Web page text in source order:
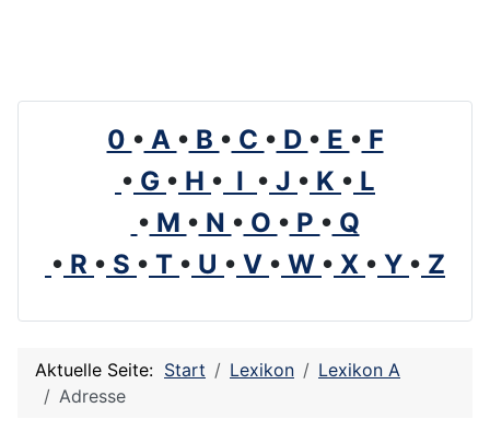
0 • A • B • C • D • E • F
• G • H • I • J • K • L
• M • N • O • P • Q
• R • S • T • U • V • W • X • Y • Z
Aktuelle Seite: Start Lexikon
Lexikon A
Adresse